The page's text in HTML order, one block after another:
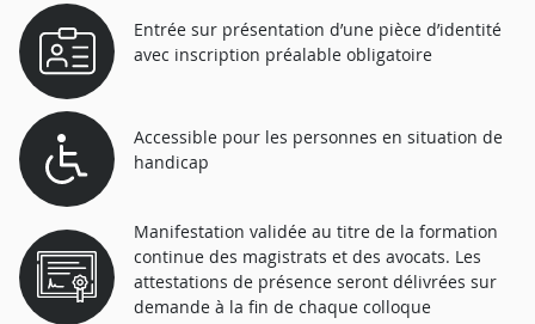
Entrée sur présentation d’une pièce d’identité
avec inscription préalable obligatoire
Accessible pour les personnes en situation de
handicap
Manifestation validée au titre de la formation
continue des magistrats et des avocats. Les
attestations de présence seront délivrées sur
demande à la fin de chaque colloque